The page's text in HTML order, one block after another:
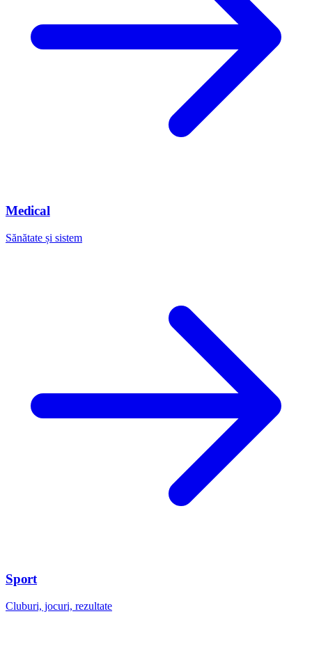
Medical
Sănătate și sistem
Sport
Cluburi, jocuri, rezultate